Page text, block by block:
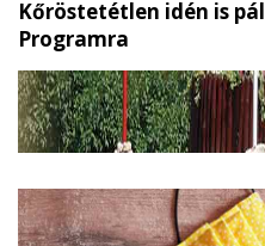
Kőröstetétlen idén is
Programra